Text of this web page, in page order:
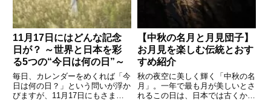
11月17日にはどんな記念
日が？ ～世界と日本を彩
る5つの“今日は何の日”～
毎日、カレンダーをめくれば「今
日は何の日？」という問いが浮か
びますが、11月17日にもさまざ
【中秋の名月と月見団子】
お月見を楽しむ伝統とおす
すめ紹介
秋の夜空に美しく輝く「中秋の名
月」。一年で最も月が美しいとさ
れるこの日は、日本では古くから